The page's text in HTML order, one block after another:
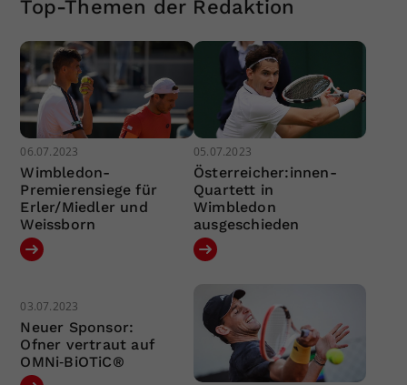
Top-Themen der Redaktion
06.07.2023
Wimbledon-
Premierensiege für
Erler/Miedler und
Weissborn
05.07.2023
Österreicher:innen-
Quartett in
Wimbledon
ausgeschieden
03.07.2023
Neuer Sponsor:
Ofner vertraut auf
OMNi‐BiOTiC®